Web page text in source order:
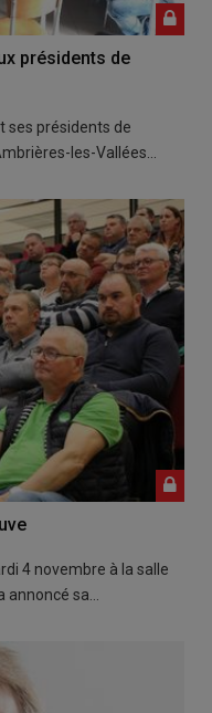
présidents de
ses présidents de
les-Vallées…
4 novembre à la salle
annoncé sa…